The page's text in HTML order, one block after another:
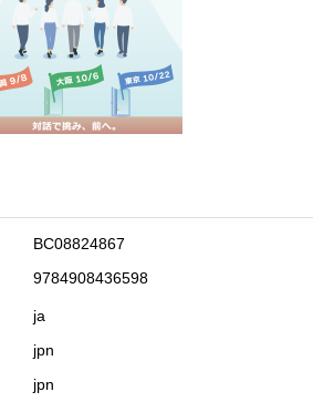
BC08824867
9784908436598
ja
jpn
jpn